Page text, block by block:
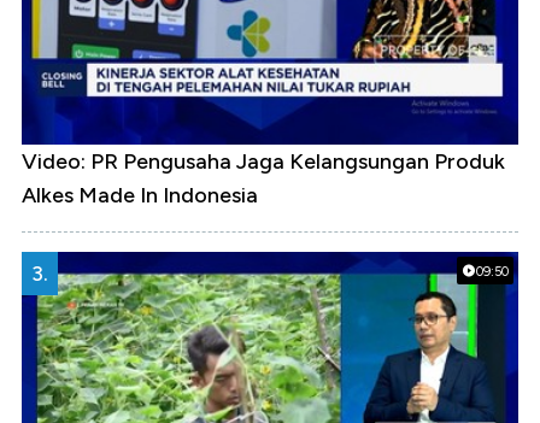
Video: PR Pengusaha Jaga Kelangsungan Produk
Alkes Made In Indonesia
09:50
3.